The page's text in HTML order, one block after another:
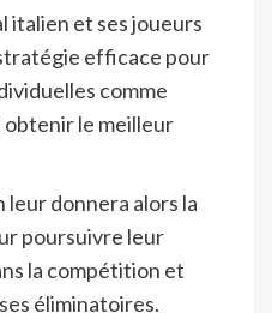
italien et ses joueurs
efficace pour
comme
obtenir le meilleur
leur donnera alors la
poursuivre leur
la compétition et
éliminatoires.